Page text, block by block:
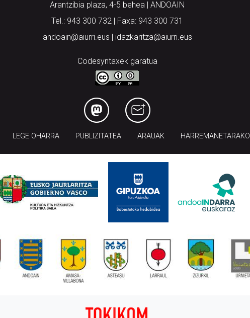
Arantzibia plaza, 4-5 behea | ANDOAIN
Tel.: 943 300 732 | Faxa: 943 300 731
andoain@aiurri.eus | idazkaritza@aiurri.eus
Codesyntaxek garatua
LEGE OHARRA PUBLIZITATEA ARAUAK HARREMANETARAKO